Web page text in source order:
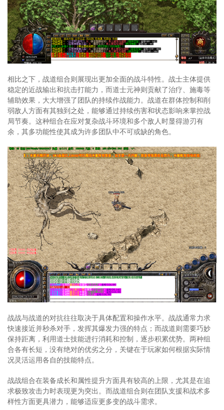
相比之下，战道组合则展现出更加全面的战斗特性。战士主体提供
稳定的近战输出和抗击打能力，而道士元神则贡献了治疗、施毒等
辅助效果，大大增强了团队的持续作战能力。战道在群体控制和削
弱敌人方面有其独到之处，能够通过持续伤害和状态影响来掌控战
局节奏。这种组合在应对复杂战斗环境和多个敌人时显得游刃有
余，其多功能性使其成为许多团队中不可或缺的角色。
战战与战道的对抗往往取决于具体配置和操作水平。战战通常力求
快速接近并秒杀对手，发挥其爆发力强的特点；而战道则需要巧妙
保持距离，利用道士技能进行消耗和控制，逐步积累优势。两种组
合各有长短，没有绝对的优劣之分，关键在于玩家如何根据实际情
况灵活运用各自的技能特点。
战战组合在装备成长和属性提升方面具有较高的上限，尤其是在追
求极致攻击力时表现更为突出。而战道组合则在团队支援和战术多
样性方面更具潜力，能够适应更多变的战斗需求。